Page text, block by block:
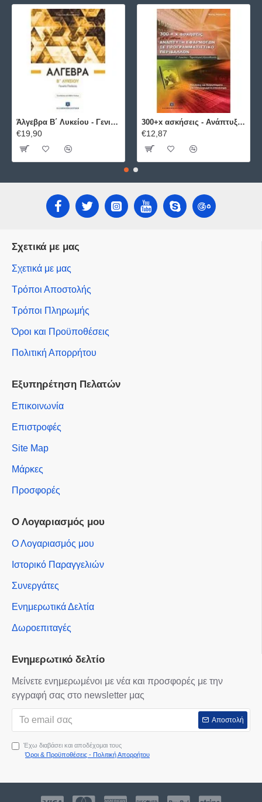
Άλγεβρα B΄ Λυκείου - Γενικής Παιδείας ΕΛΛΗΝΟΕΚΔΟΤΙΚΗ
€19,90
300+x ασκήσεις - Ανάπτυξη Εφαρμογών σε Προγραμματιστικό Περιβάλλον ΕΛΛΗΝΟΕΚΔΟΤΙΚΗ
€12,87
Σχετικά με μας
Σχετικά με μας
Τρόποι Αποστολής
Τρόποι Πληρωμής
Όροι και Προϋποθέσεις
Πολιτική Απορρήτου
Εξυπηρέτηση Πελατών
Επικοινωνία
Επιστροφές
Site Map
Μάρκες
Προσφορές
Ο Λογαριασμός μου
Ο Λογαριασμός μου
Ιστορικό Παραγγελιών
Συνεργάτες
Ενημερωτικά Δελτία
Δωροεπιταγές
Ενημερωτικό δελτίο
Μείνετε ενημερωμένοι με νέα και προσφορές με την
εγγραφή σας στο newsletter μας
Αποστολή
Έχω διαβάσει και αποδέχομαι τους
Όροι & Προϋποθέσεις - Πολιτική Απορρήτου